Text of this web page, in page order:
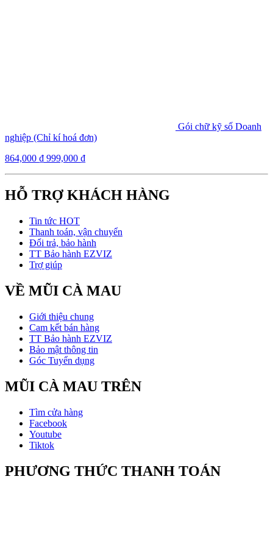
Gói chữ kỹ số Doanh
nghiệp (Chỉ kí hoá đơn)
864,000 ₫ 999,000 ₫
HỖ TRỢ KHÁCH HÀNG
Tin tức HOT
Thanh toán, vận chuyển
Đổi trả, bảo hành
TT Bảo hành EZVIZ
Trợ giúp
VỀ MŨI CÀ MAU
Giới thiệu chung
Cam kết bán hàng
TT Bảo hành EZVIZ
Bảo mật thông tin
Góc Tuyển dụng
MŨI CÀ MAU TRÊN
Tìm cửa hàng
Facebook
Youtube
Tiktok
PHƯƠNG THỨC THANH TOÁN